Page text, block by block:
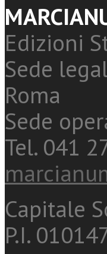
Edizioni
Sede
Roma
Sede
Tel. 041
Capitale
P.I.